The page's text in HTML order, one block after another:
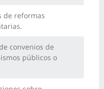
de reformas
convenios de
públicos o